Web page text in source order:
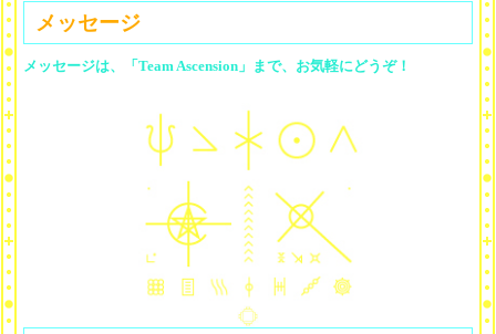
メッセージ
メッセージは、「Team Ascension」まで、お気軽にどうぞ！